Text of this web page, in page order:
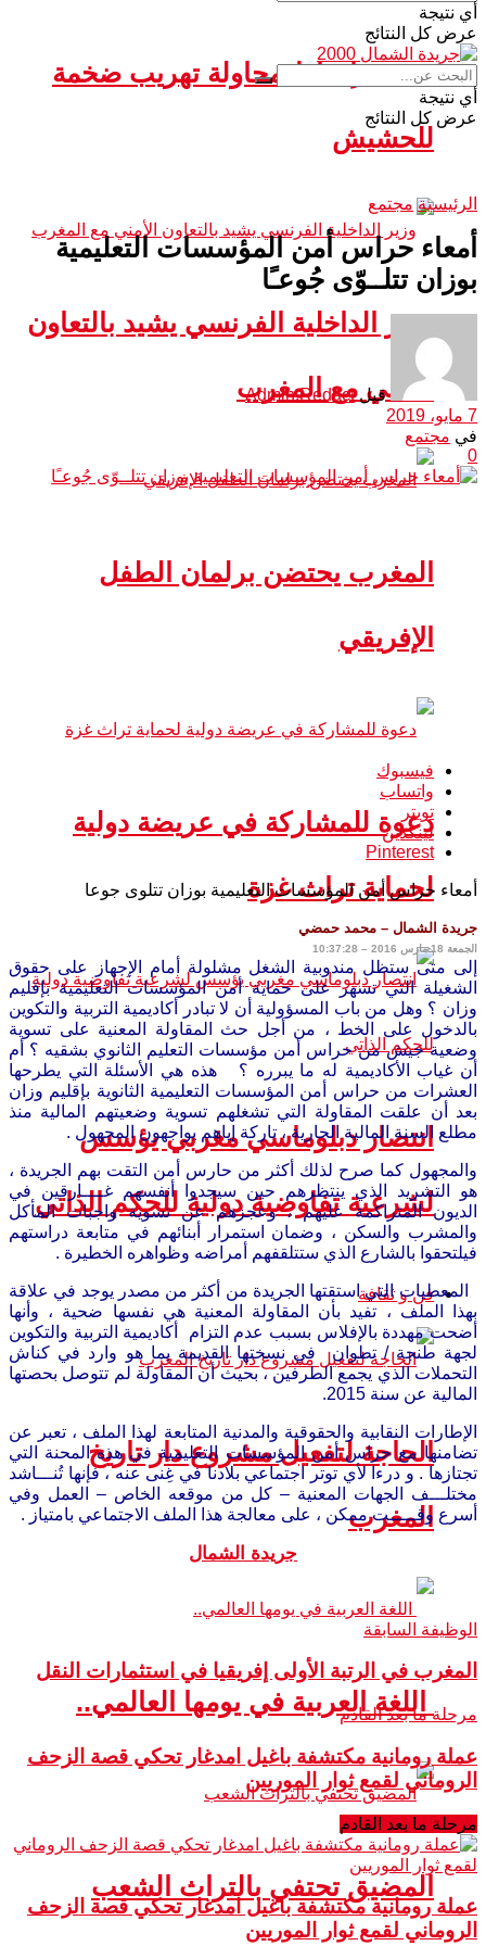
سبتة.. إحباط محاولة تهريب ضخمة
للحشيش
وزير الداخلية الفرنسي يشيد بالتعاون
الأمني مع المغرب
المغرب يحتضن برلمان الطفل
الإفريقي
دعوة للمشاركة في عريضة دولية
لحماية تراث غزة
انتصار دبلوماسي مغربي يؤسس
لشرعية تفاوضية دولية للحكم الذاتي
فن و ثقافة
الحاجة لتفعيل مشروع دار تاريخ
المغرب
اللغة العربية في يومها العالمي..
المضيق تحتفي بالتراث الشعب
أي نتيجة
عرض كل النتائج
أي نتيجة
عرض كل النتائج
الرئيسية مجتمع
أمعاء حراس أمن المؤسسات التعليمية
بوزان تتلــوّى جُوعـًا
قبل Admin.Redact
7 مايو، 2019
في مجتمع
0
فيسبوك
واتساب
تويتر
لينكدين
Pinterest
أمعاء حراس أمن المؤسسات التعليمية بوزان تتلوى جوعا
جريدة الشمال – محمد حمضي
الجمعة 18 مارس 2016 – 10:37:28
إلى متى ستظل مندوبية الشغل مشلولة أمام الإجهاز على حقوق
الشغيلة التي تسهر على حماية أمن المؤسسات التعليمية بإقليم
وزان ؟ وهل من باب المسؤولية أن لا تبادر أكاديمية التربية والتكوين
بالدخول على الخط ، من أجل حث المقاولة المعنية على تسوية
وضعية جيش من حراس أمن مؤسسات التعليم الثانوي بشقيه ؟ أم
أن غياب الأكاديمية له ما يبرره ؟ ‫ هذه هي الأسئلة التي يطرحها
العشرات من حراس أمن المؤسسات التعليمية الثانوية بإقليم وزان
بعد أن علقت المقاولة التي تشغلهم تسوية وضعيتهم المالية منذ
مطلع السنة المالية الجارية ، تاركة إياهم يواجهون المجهول .
والمجهول كما صرح لذلك أكثر من حارس أمن التقت بهم الجريدة ،
هو التشريد الذي ينتظرهم حين سيجدوا أنفسهم غــــارقين في
الديون المتراكمة عليهم ، وعجزهم عن تسوية واجبات المأكل
والمشرب والسكن ، وضمان استمرار أبنائهم في متابعة دراستهم
فيلتحقوا بالشارع الذي ستتلقفهم أمراضه وظواهره الخطيرة .
‫ المعطيات التي استقتها الجريدة من أكثر من مصدر يوجد في علاقة
بهذا الملف ، تفيد بأن المقاولة المعنية هي نفسها ضحية ، وأنها
أضحت مهددة بالإفلاس بسبب عدم التزام أكاديمية التربية والتكوين
لجهة طنجة / تطوان في نسختها القديمة بما هو وارد في كناش
التحملات الذي يجمع الطرفين ، بحيث أن المقاولة لم تتوصل بحصتها
المالية عن سنة 2015.
الإطارات النقابية والحقوقية والمدنية المتابعة لهذا الملف ، تعبر عن
تضامنها مع حراس أمن المؤسسات التعليمية في هذه المحنة التي
تجتازها . و درءا لأي توتر اجتماعي بلادنا في غِنى عنه ، فإنها تُنـــاشد
مختلـــف الجهات المعنية – كل من موقعه الخاص – العمل وفي
أسرع وقـــــت ممكن ، على معالجة هذا الملف الاجتماعي بامتياز .
جريدة الشمال
الوظيفة السابقة
المغرب في الرتبة الأولى إفريقيا في استثمارات النقل
مرحلة ما بعد القادم
عملة رومانية مكتشفة باغيل امدغار تحكي قصة الزحف
الروماني لقمع ثوار الموريين
مرحلة ما بعد القادم
عملة رومانية مكتشفة باغيل امدغار تحكي قصة الزحف
الروماني لقمع ثوار الموريين